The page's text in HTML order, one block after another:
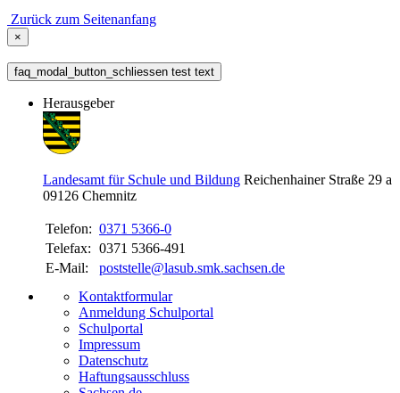
Zurück zum Seitenanfang
×
faq_modal_button_schliessen test text
Herausgeber
Landesamt für Schule und Bildung Reichenhainer Straße 29 a
09126 Chemnitz
Telefon: 0371 5366-0
Telefax: 0371 5366-491
E-Mail:
poststelle@lasub.smk.sachsen.de
Kontaktformular
Anmeldung Schulportal
Schulportal
Impressum
Datenschutz
Haftungsausschluss